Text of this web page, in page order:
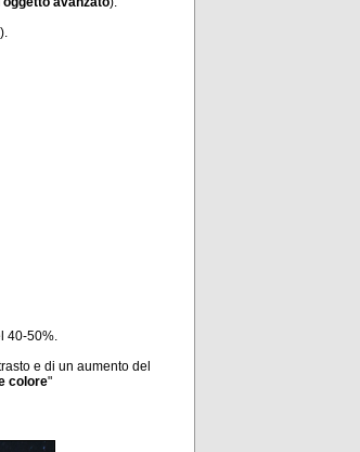
).
40-50%.
e di un aumento del
colore"